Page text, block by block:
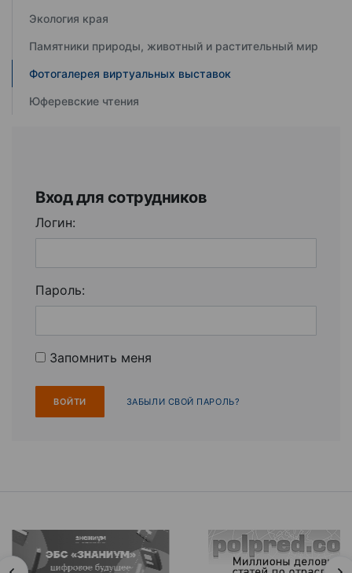
Экология края
Памятники природы, животный и растительный мир
Фотогалерея виртуальных выставок
Юферевские чтения
Вход для сотрудников
Логин:
Пароль:
Запомнить меня
ЗАБЫЛИ СВОЙ ПАРОЛЬ?